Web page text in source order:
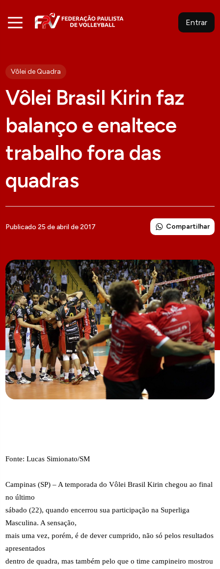
Entrar
Vôlei de Quadra
Vôlei Brasil Kirin faz
balanço e enaltece
trabalho fora das
quadras
Publicado 25 de abril de 2017 Compartilhar
Fonte: Lucas Simionato/SM
Campinas (SP) – A temporada do Vôlei Brasil Kirin chegou ao final
no último
sábado (22), quando encerrou sua participação na Superliga
Masculina. A sensação,
mais uma vez, porém, é de dever cumprido, não só pelos resultados
apresentados
dentro de quadra, mas também pelo que o time campineiro mostrou